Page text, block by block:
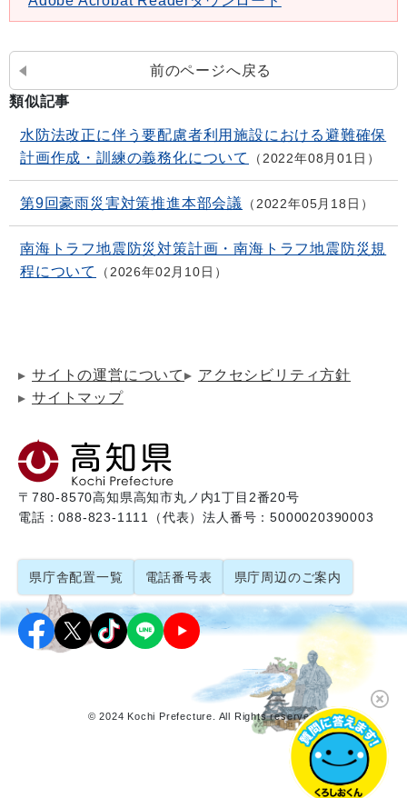
前のページへ戻る
類似記事
水防法改正に伴う要配慮者利用施設における避難確保
計画作成・訓練の義務化について
2022年08月01日
第9回豪雨災害対策推進本部会議 2022年05月18日
南海トラフ地震防災対策計画・南海トラフ地震防災規
程について
2026年02月10日
サイトの運営について
アクセシビリティ方針
サイトマップ
〒780-8570高知県高知市丸ノ内1丁目2番20号
電話：088-823-1111（代表）法人番号：5000020390003
県庁舎配置一覧 電話番号表 県庁周辺のご案内
© 2024 Kochi Prefecture. All Rights reserved.